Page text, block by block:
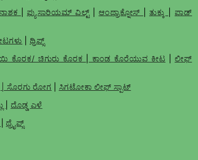
ಫ್ಯುಸಾರಿಯಮ್ ವಿಲ್ಟ್ ಆಂಥ್ರಾಕ್ನೋಸ್ ತುಕ್ಕು
ಪಾಡ್
ಥ್ರಿಪ್ಸ್
ಕೊರಕ/ ಚಿಗುರು ಕೊರಕ ಕಾಂಡ ಕೊರೆಯುವ ಕೀಟ
ಲೀಫ್
| ಸೊರಗು ರೋಗ
ಸಿಗಟೋಕಾ ಲೀಫ್ ಸ್ಪಾಟ್
ದೊಡ್ಡ ಎಳೆ
ಥ್ರೈಪ್ಸ್